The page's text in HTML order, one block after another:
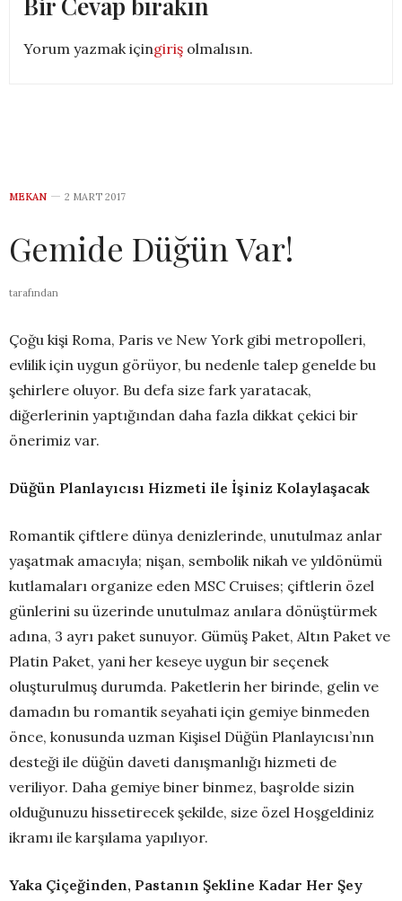
Yorum yazmak içingiriş olmalısın.
MEKAN 2 MART 2017
​​​​​​​Gemide Düğün Var!
tarafından
Çoğu kişi Roma, Paris ve New York gibi metropolleri,
evlilik için uygun görüyor, bu nedenle talep genelde bu
şehirlere oluyor. Bu defa size fark yaratacak,
diğerlerinin yaptığından daha fazla dikkat çekici bir
önerimiz var.
Düğün Planlayıcısı Hizmeti ile İşiniz Kolaylaşacak
Romantik çiftlere dünya denizlerinde, unutulmaz anlar
yaşatmak amacıyla; nişan, sembolik nikah ve yıldönümü
kutlamaları organize eden MSC Cruises; çiftlerin özel
günlerini su üzerinde unutulmaz anılara dönüştürmek
adına, 3 ayrı paket sunuyor. Gümüş Paket, Altın Paket ve
Platin Paket, yani her keseye uygun bir seçenek
oluşturulmuş durumda. Paketlerin her birinde, gelin ve
damadın bu romantik seyahati için gemiye binmeden
önce, konusunda uzman Kişisel Düğün Planlayıcısı’nın
desteği ile düğün daveti danışmanlığı hizmeti de
veriliyor. Daha gemiye biner binmez, başrolde sizin
olduğunuzu hissetirecek şekilde, size özel Hoşgeldiniz
ikramı ile karşılama yapılıyor.
Yaka Çiçeğinden, Pastanın Şekline Kadar Her Şey